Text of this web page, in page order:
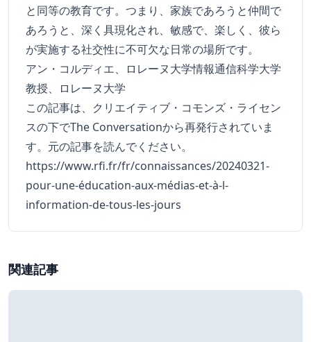
と同等の教育です。つまり、家族であろうと仲間で
あろうと、深く具現化され、敏感で、楽しく、彼ら
が実施する社交性に不可欠な日常の場所です。
アン・コルディエ、ロレーヌ大学情報通信科学大学
教授、ロレーヌ大学
この記事は、クリエイティブ・コモンズ・ライセン
スの下でThe Conversationから再発行されていま
す。 元の記事を読んでください。
https://www.rfi.fr/fr/connaissances/20240321-
pour-une-éducation-aux-médias-et-à-l-
information-de-tous-les-jours
関連記事